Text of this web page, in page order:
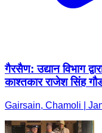
गैरसैण: उद्यान विभाग
काश्तकार राजेश सिंह
Gairsain, Chamoli |